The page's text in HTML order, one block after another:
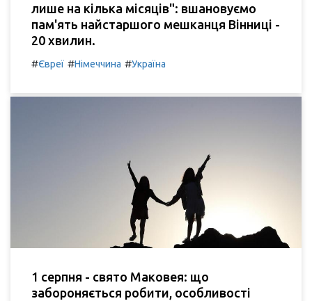
лише на кілька місяців": вшановуємо
пам'ять найстаршого мешканця Вінниці -
20 хвилин.
#Євреї #Німеччина #Україна
1 серпня - свято Маковея: що
забороняється робити, особливості